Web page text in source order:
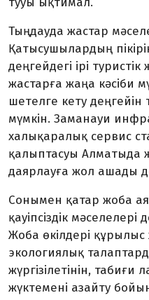
Тыңдауда жастар
Қатысушылардың
деңгейдегі ірі
жастарға жаңа кәсіби
шетелге кету деңгейін
мүмкін. Заманауи
халықаралық сервис
қалыптасуы
даярлауға жол ашады
Сонымен қатар жоба
қауіпсіздік
Жоба өкілдері
экологиялық
жүргізілетінін, табиғи
жүктемені азайту